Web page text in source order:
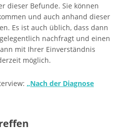
dieser Befunde. Sie können
und auch anhand dieser
Es ist auch üblich, dass dann
nachfragt und einen
mit Ihrer Einverständnis
möglich.
„Nach der Diagnose